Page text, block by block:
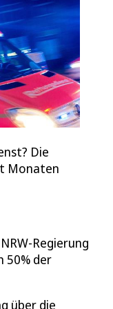
Die
Monaten
Regierung
50% der
über die